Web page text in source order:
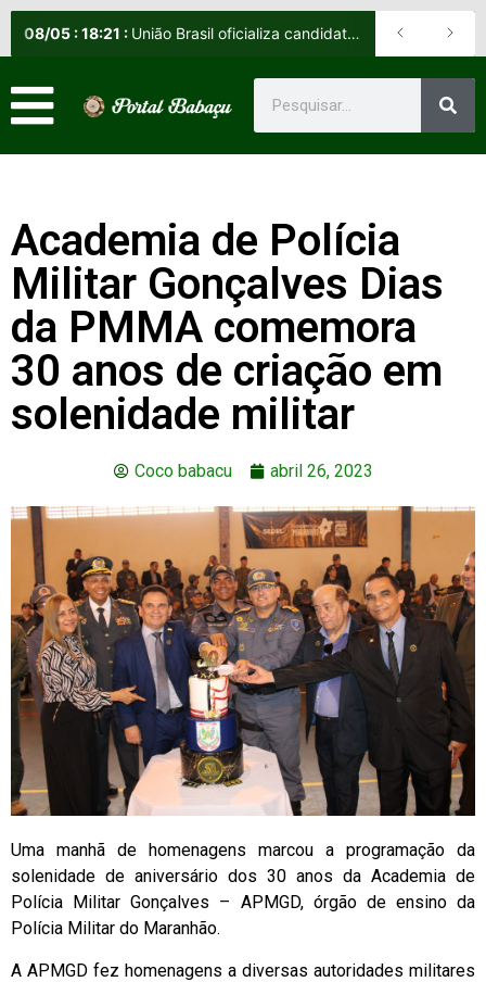
08/05 :18:21 : União Brasil oficializa candidatos e reafirma apoio a Orleans Brandão ao Governo do Maranhão
Academia de Polícia
Militar Gonçalves Dias
da PMMA comemora
30 anos de criação em
solenidade militar
Coco babacu abril 26, 2023
Uma manhã de homenagens marcou a programação da
solenidade de aniversário dos 30 anos da Academia de
Polícia Militar Gonçalves – APMGD, órgão de ensino da
Polícia Militar do Maranhão.
A APMGD fez homenagens a diversas autoridades militares